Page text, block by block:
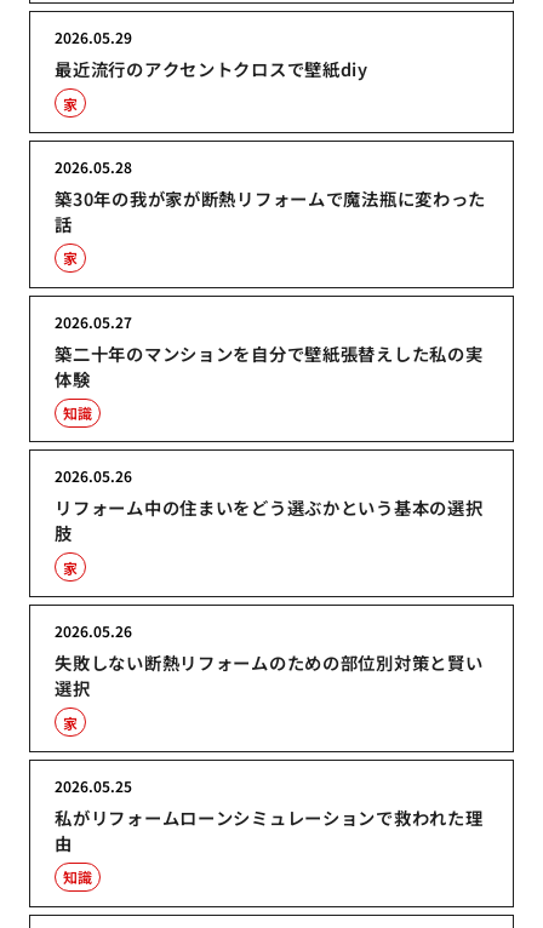
最近流行のアクセントクロスで壁紙diy
2026.05.29
家
築30年の我が家が断熱リフォームで魔法瓶に変わった
話
2026.05.28
家
築二十年のマンションを自分で壁紙張替えした私の実
体験
2026.05.27
知識
リフォーム中の住まいをどう選ぶかという基本の選択
肢
2026.05.26
家
失敗しない断熱リフォームのための部位別対策と賢い
選択
2026.05.26
家
私がリフォームローンシミュレーションで救われた理
由
2026.05.25
知識